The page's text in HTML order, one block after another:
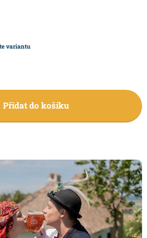
variantu
Přidat do košíku